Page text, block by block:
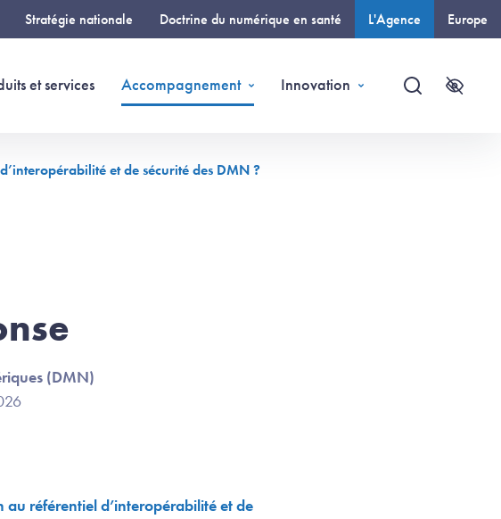
Stratégie nationale Doctrine du numérique en santé L'Agence Europe
et services Accompagnement Innovation
Recherche
et de sécurité des DMN ?
(DMN)
référentiel d’interopérabilité et de